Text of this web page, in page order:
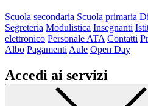
Scuola secondaria Scuola primaria
Segreteria Modulistica Insegnanti
elettronico Personale ATA Contatti
Albo Pagamenti Aule Open Day
Accedi ai servizi